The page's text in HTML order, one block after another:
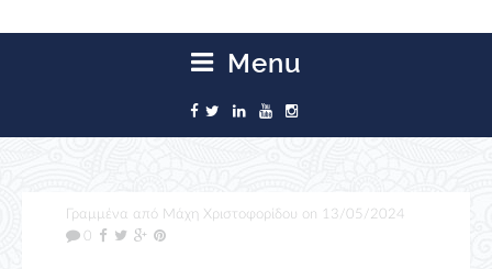
Menu
Γραμμένα από Μάχη Χριστοφορίδου on 13/05/2024
0